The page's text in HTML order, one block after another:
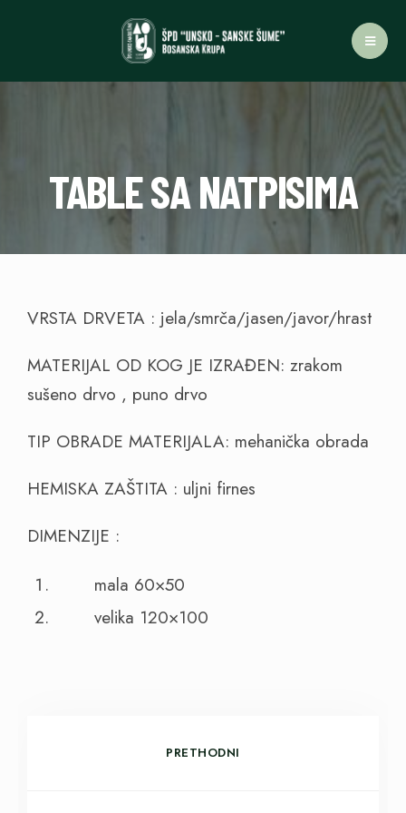
TABLE SA NATPISIMA
VRSTA DRVETA : jela/smrča/jasen/javor/hrast
MATERIJAL OD KOG JE IZRAĐEN: zrakom
sušeno drvo , puno drvo
TIP OBRADE MATERIJALA: mehanička obrada
HEMISKA ZAŠTITA : uljni firnes
DIMENZIJE :
mala 60×50
velika 120×100
PRETHODNI